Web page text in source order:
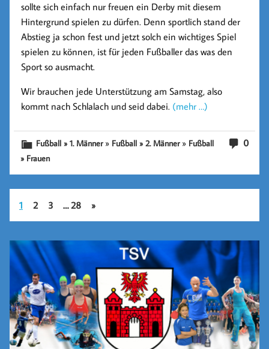
sollte sich einfach nur freuen ein Derby mit diesem
Hintergrund spielen zu dürfen. Denn sportlich stand der
Abstieg ja schon fest und jetzt solch ein wichtiges Spiel
spielen zu können, ist für jeden Fußballer das was den
Sport so ausmacht.
Wir brauchen jede Unterstützung am Samstag, also
kommt nach Schlalach und seid dabei. (mehr …)
0
Fußball » 1. Männer» Fußball » 2. Männer» Fußball
» Frauen
1 2 3 … 28 »